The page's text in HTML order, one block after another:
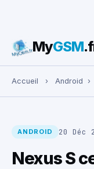
Rechercher :
MyGSM
Accueil › Android ›
ANDROID 20 Déc
Nexus S